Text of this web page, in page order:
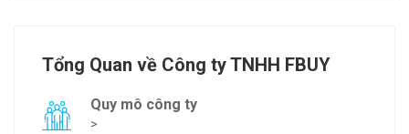
Tổng Quan về Công ty TNHH FBUY
Quy mô công ty
>